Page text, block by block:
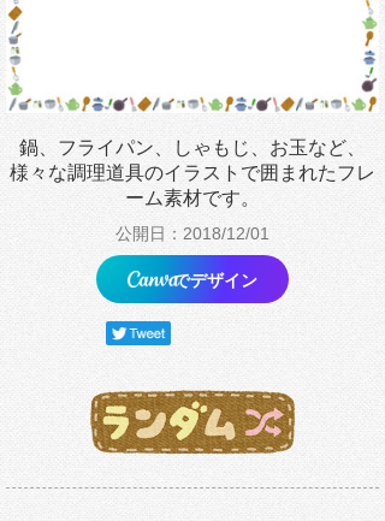
鍋、フライパン、しゃもじ、お玉など、
様々な調理道具のイラストで囲まれたフレ
ーム素材です。
公開日：2018/12/01
でデザイン